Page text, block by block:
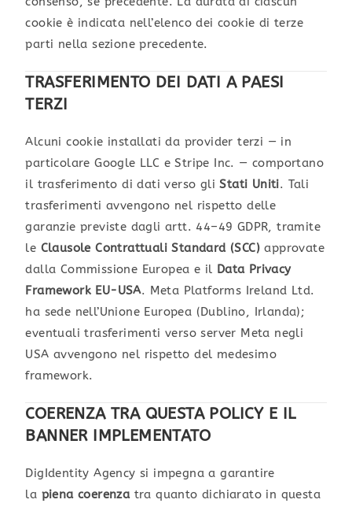
cookie è indicata nell’elenco dei cookie di terze
parti nella sezione precedente.
TRASFERIMENTO DEI DATI A PAESI
TERZI
Alcuni cookie installati da provider terzi — in
particolare Google LLC e Stripe Inc. — comportano
il trasferimento di dati verso gliStati Uniti. Tali
trasferimenti avvengono nel rispetto delle
garanzie previste dagli artt. 44–49 GDPR, tramite
le Clausole Contrattuali Standard (SCC) approvate
dalla Commissione Europea e il Data Privacy
Framework EU-USA. Meta Platforms Ireland Ltd.
ha sede nell’Unione Europea (Dublino, Irlanda);
eventuali trasferimenti verso server Meta negli
USA avvengono nel rispetto del medesimo
framework.
COERENZA TRA QUESTA POLICY E IL
BANNER IMPLEMENTATO
DigIdentity Agency si impegna a garantire
la piena coerenzatra quanto dichiarato in questa